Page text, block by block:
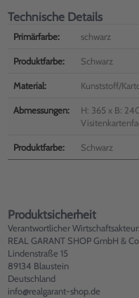
Technische Details
Primärfarbe: schwarz
Produktfarbe: Schwarz
Material: Kunststoff/
Abmessungen:
H: 365 x B:
Produktfarbe: Schwarz
Produktsicherheit
Verantwortlicher Wirtschaftsakteur:
REAL GARANT SHOP GmbH &
Lindenstraße 15
89134 Blaustein
Deutschland
info@realgarant-shop.de